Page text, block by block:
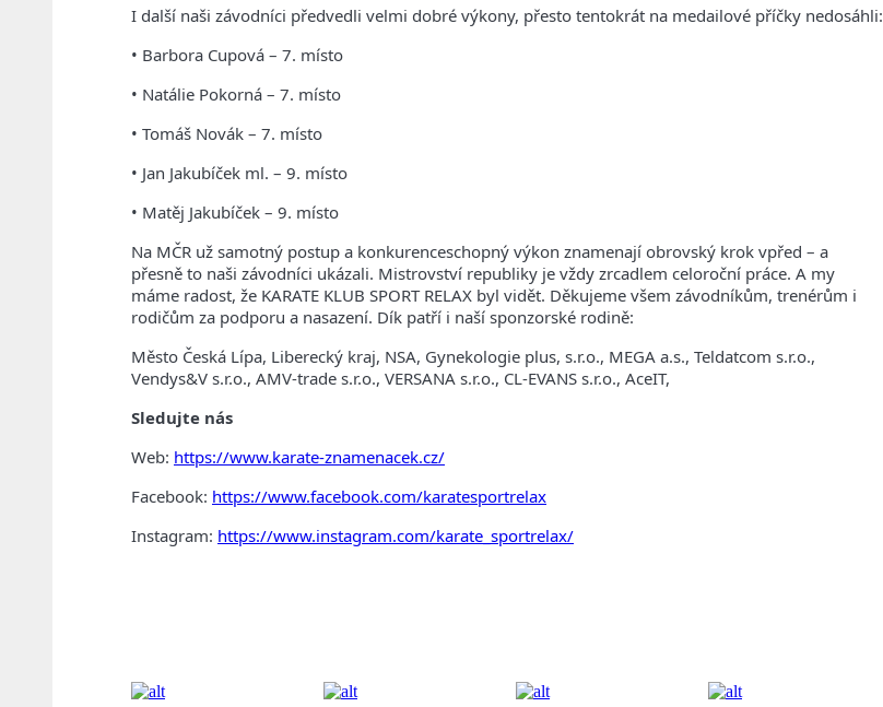
I další naši závodníci předvedli velmi dobré výkony, přesto tentokrát na medailové příčky nedosáhli:
• Barbora Cupová – 7. místo
• Natálie Pokorná – 7. místo
• Tomáš Novák – 7. místo
• Jan Jakubíček ml. – 9. místo
• Matěj Jakubíček – 9. místo
Na MČR už samotný postup a konkurenceschopný výkon znamenají obrovský krok vpřed – a
přesně to naši závodníci ukázali. Mistrovství republiky je vždy zrcadlem celoroční práce. A my
máme radost, že KARATE KLUB SPORT RELAX byl vidět. Děkujeme všem závodníkům, trenérům i
rodičům za podporu a nasazení. Dík patří i naší sponzorské rodině:
Město Česká Lípa, Liberecký kraj, NSA, Gynekologie plus, s.r.o., MEGA a.s., Teldatcom s.r.o.,
Vendys&V s.r.o., AMV-trade s.r.o., VERSANA s.r.o., CL-EVANS s.r.o., AceIT,
Sledujte nás
Web: https://www.karate-znamenacek.cz/
Facebook: https://www.facebook.com/karatesportrelax
Instagram: https://www.instagram.com/karate_sportrelax/